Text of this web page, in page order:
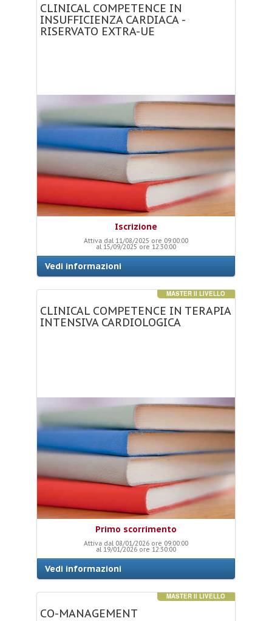
CLINICAL COMPETENCE IN
INSUFFICIENZA CARDIACA -
RISERVATO EXTRA-UE
Iscrizione
Attiva dal 11/08/2025 ore 09:00:00
al 15/09/2025 ore 12:30:00
Vedi informazioni
MASTER II LIVELLO
CLINICAL COMPETENCE IN TERAPIA
INTENSIVA CARDIOLOGICA
Primo scorrimento
Attiva dal 08/01/2026 ore 09:00:00
al 19/01/2026 ore 12:30:00
Vedi informazioni
MASTER II LIVELLO
CO-MANAGEMENT